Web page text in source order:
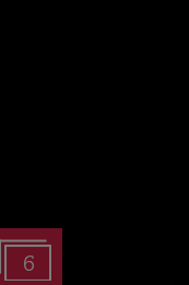
6